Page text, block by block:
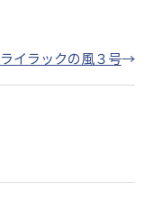
ライラックの風３号→